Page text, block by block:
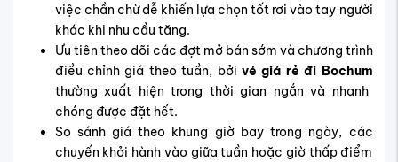
việc chần chừ dễ khiến lựa chọn tốt rơi vào tay người
khác khi nhu cầu tăng.
Ưu tiên theo dõi các đợt mở bán sớm và chương trình
điều chỉnh giá theo tuần, bởi vé giá rẻ đi Bochum
thường xuất hiện trong thời gian ngắn và nhanh
chóng được đặt hết.
So sánh giá theo khung giờ bay trong ngày, các
chuyến khởi hành vào giữa tuần hoặc giờ thấp điểm